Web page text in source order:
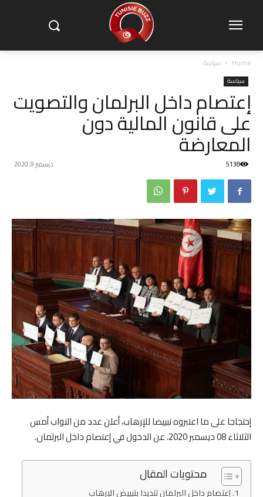
Home سياسة
سياسة
إعتصام داخل البرلمان والتصويت
على قانون المالية دون
المعارضة
ديسمبر 9, 2020 5138
إحتجاجا على ما اعتبروه تبييضا للإرهاب، أعلن عدد من النواب أمس
الثلاثاء 08 ديسمبر 2020، عن الدخول في إعتصام داخل البرلمان.
محتويات المقال
إعتصام داخل البرلمان تنديدا بتبييض الإرهاب